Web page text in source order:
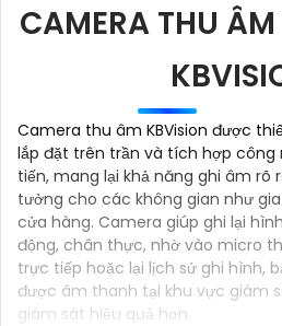
CAMERA THU
Camera thu âm KBVision được
lắp đặt trên trần và tích hợp
tiến, mang lại khả năng ghi âm rõ
tưởng cho các không gian như
cửa hàng. Camera giúp ghi lại
động, chân thực, nhờ vào micro
trực tiếp hoặc lại lịch sử ghi hình,
được âm thanh tại khu vực giám
giám sát hiệu quả hơn.